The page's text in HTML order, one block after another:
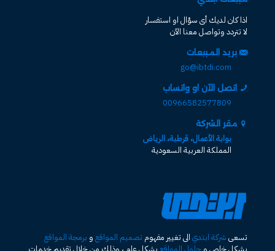
اذا كان لديك أى سؤال او استفسار
لا تتردد وتواصل معنا الآن
بريد المبيعات
go@ibtdi.com
اتصل الآن او واتساب
00966582577809
مقر الشركة
بوابة الأعمال، قرطبة، الرياض
المملكة العربية السعودية
تسعى شركة ابتدي الى تغيير مفهوم تصميم المواقع و برمجة المواقع